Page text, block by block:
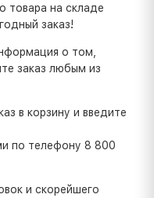
товара на складе
заказ!
о том,
заказ любым из
в корзину и введите
по телефону 8 800
и скорейшего